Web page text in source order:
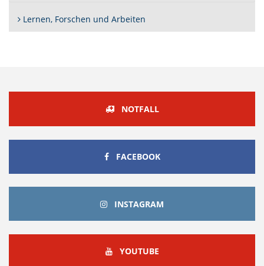
Lernen, Forschen und Arbeiten
NOTFALL
FACEBOOKFACEBOOK
INSTAGRAM
YOUTUBEYOUTUBE